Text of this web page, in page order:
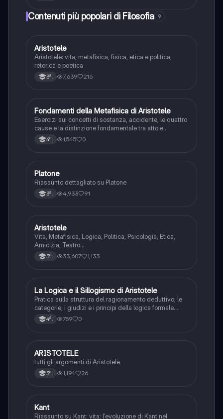
Contenuti più popolari di Filosofia 9
Filosofia
Aristotele
Aristotele: vita, metafisica, fisica, etica e politica,
retorica e poetica
3ªl 7,639 216
FFilosofia
Fondamenti della Metafisica di Aristotele
Esercizi sui concetti di sostanza, accidente, le quattro
cause e la distinzione fondamentale tra atto e
potenza.
4ªl 1,545 0
Filosofia
Platone
Riassunto dettagliato su Platone
3ªl 4,933 91
Filosofia
Aristotele
Vita, Metafisica, Logica, Politica, Psicologia, Etica,
Amicizia, Teatro...
3ªl 33,607 1,133
L Filosofia
La Logica e il Sillogismo di Aristotele
Pratica sulla struttura del ragionamento deduttivo, le
categorie, i giudizi e i principi della logica formale
aristotelica.
4ªl 759 0
Filosofia
ARISTOTELE
tutti gli argomenti di Aristotele
3ªl 1,194 26
Filosofia
Kant
Riassunto su Kant: vita; l'evoluzione di Kant nel